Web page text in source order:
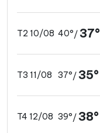
T2 10/08 40°/ 37°
T3 11/08 37°/ 35°
T4 12/08 39°/ 38°